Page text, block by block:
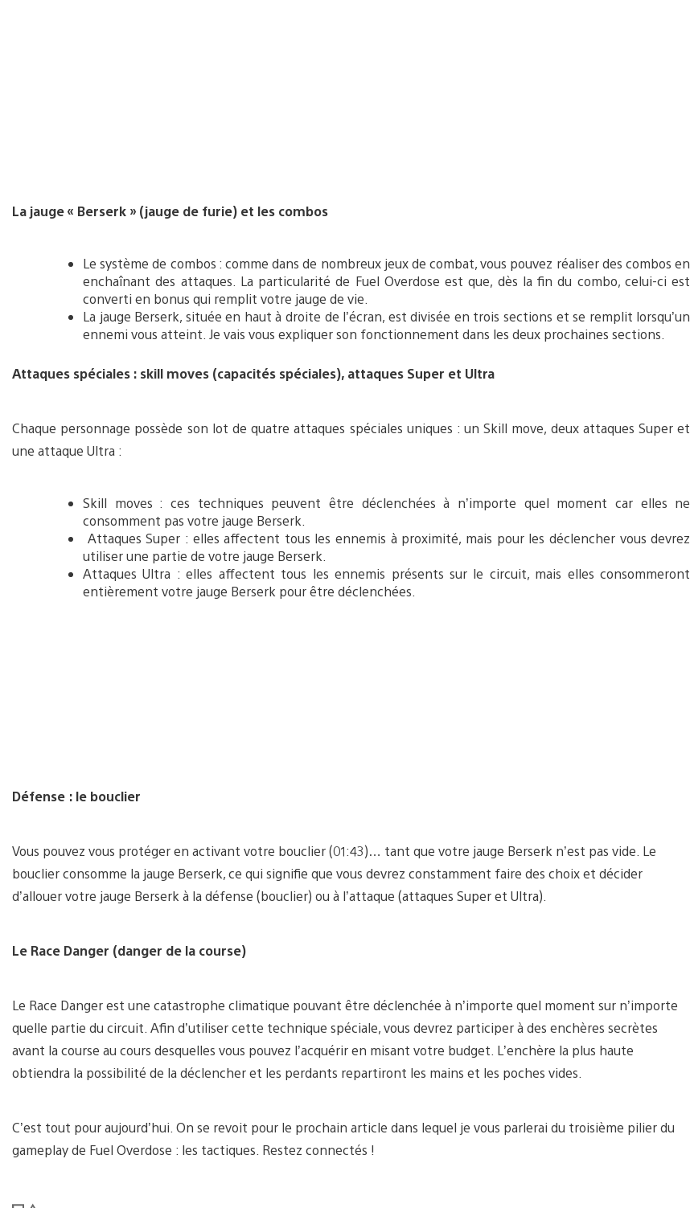
La jauge « Berserk » (jauge de furie) et les combos
Le système de combos : comme dans de nombreux jeux de combat, vous pouvez réaliser des combos en
enchaînant des attaques. La particularité de Fuel Overdose est que, dès la fin du combo, celui-ci est
converti en bonus qui remplit votre jauge de vie.
La jauge Berserk, située en haut à droite de l’écran, est divisée en trois sections et se remplit lorsqu’un
ennemi vous atteint. Je vais vous expliquer son fonctionnement dans les deux prochaines sections.
Attaques spéciales : skill moves (capacités spéciales), attaques Super et Ultra
Chaque personnage possède son lot de quatre attaques spéciales uniques : un Skill move, deux attaques Super et
une attaque Ultra :
Skill moves : ces techniques peuvent être déclenchées à n’importe quel moment car elles ne
consomment pas votre jauge Berserk.
Attaques Super : elles affectent tous les ennemis à proximité, mais pour les déclencher vous devrez
utiliser une partie de votre jauge Berserk.
Attaques Ultra : elles affectent tous les ennemis présents sur le circuit, mais elles consommeront
entièrement votre jauge Berserk pour être déclenchées.
Défense : le bouclier
Vous pouvez vous protéger en activant votre bouclier (01:43)… tant que votre jauge Berserk n’est pas vide. Le
bouclier consomme la jauge Berserk, ce qui signifie que vous devrez constamment faire des choix et décider
d’allouer votre jauge Berserk à la défense (bouclier) ou à l’attaque (attaques Super et Ultra).
Le Race Danger (danger de la course)
Le Race Danger est une catastrophe climatique pouvant être déclenchée à n’importe quel moment sur n’importe
quelle partie du circuit. Afin d’utiliser cette technique spéciale, vous devrez participer à des enchères secrètes
avant la course au cours desquelles vous pouvez l’acquérir en misant votre budget. L’enchère la plus haute
obtiendra la possibilité de la déclencher et les perdants repartiront les mains et les poches vides.
C’est tout pour aujourd’hui. On se revoit pour le prochain article dans lequel je vous parlerai du troisième pilier du
gameplay de Fuel Overdose : les tactiques. Restez connectés !